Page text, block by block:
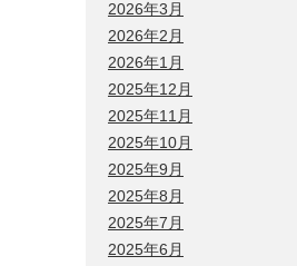
2026年3月
2026年2月
2026年1月
2025年12月
2025年11月
2025年10月
2025年9月
2025年8月
2025年7月
2025年6月